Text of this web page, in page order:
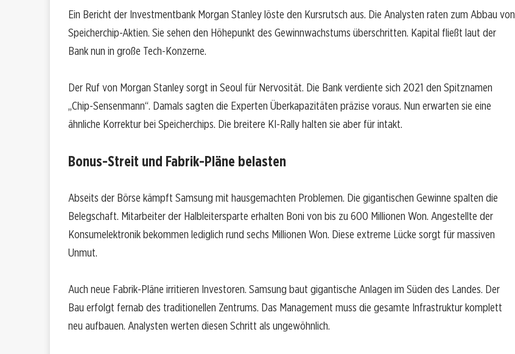
Ein Bericht der Investmentbank Morgan Stanley löste den Kursrutsch aus. Die Analysten raten zum Abbau von
Speicherchip-Aktien. Sie sehen den Höhepunkt des Gewinnwachstums überschritten. Kapital fließt laut der
Bank nun in große Tech-Konzerne.
Der Ruf von Morgan Stanley sorgt in Seoul für Nervosität. Die Bank verdiente sich 2021 den Spitznamen
„Chip-Sensenmann“. Damals sagten die Experten Überkapazitäten präzise voraus. Nun erwarten sie eine
ähnliche Korrektur bei Speicherchips. Die breitere KI-Rally halten sie aber für intakt.
Bonus-Streit und Fabrik-Pläne belasten
Abseits der Börse kämpft Samsung mit hausgemachten Problemen. Die gigantischen Gewinne spalten die
Belegschaft. Mitarbeiter der Halbleitersparte erhalten Boni von bis zu 600 Millionen Won. Angestellte der
Konsumelektronik bekommen lediglich rund sechs Millionen Won. Diese extreme Lücke sorgt für massiven
Unmut.
Auch neue Fabrik-Pläne irritieren Investoren. Samsung baut gigantische Anlagen im Süden des Landes. Der
Bau erfolgt fernab des traditionellen Zentrums. Das Management muss die gesamte Infrastruktur komplett
neu aufbauen. Analysten werten diesen Schritt als ungewöhnlich.